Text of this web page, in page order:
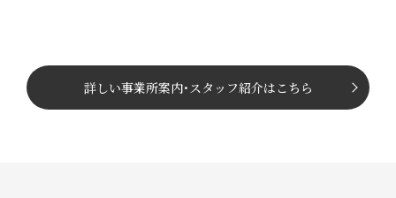
詳しい事業所案内･ スタッフ紹介はこちら